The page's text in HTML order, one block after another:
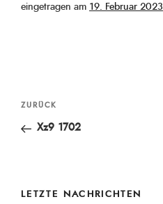
eingetragen am Veröffentlicht
19. Februar 2023
Beitragsnavigation
Vorheriger
Beitrag
ZURÜCK
Xz9 1702
LETZTE NACHRICHTEN